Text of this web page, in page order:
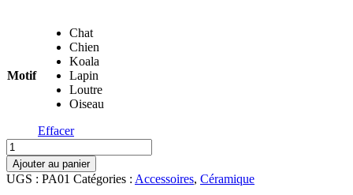
Motif
Chat
Chien
Koala
Lapin
Loutre
Oiseau
Effacer
quantité
de
Pierre
d’apaisement
Ajouter au panier
UGS : PA01 Catégories : Accessoires, Céramique